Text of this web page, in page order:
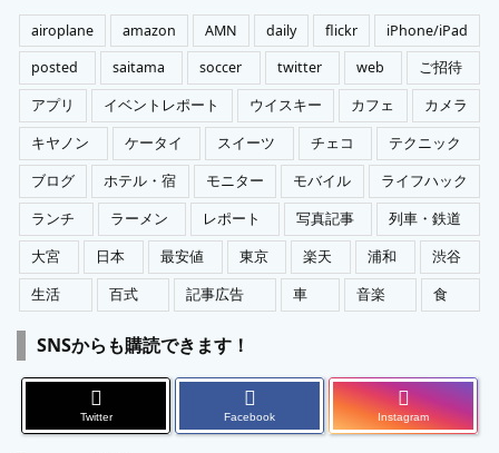
ー
airoplane amazon AMN daily flickr
iPhone/iPad
posted
saitama soccer twitter web
ご招待
アプリ
イベントレポート ウイスキー カフェ
カメラ
キヤノン
ケータイ スイーツ チェコ
テクニック
ブログ
ホテル・宿 モニター モバイル
ライフハック
ランチ
ラーメン レポート 写真記事
列車・鉄道
大宮
日本 最安値 東京 楽天 浦和
渋谷
生活
百式 記事広告 車 音楽 食
SNSからも購読できます！
Twitter Facebook Instagram